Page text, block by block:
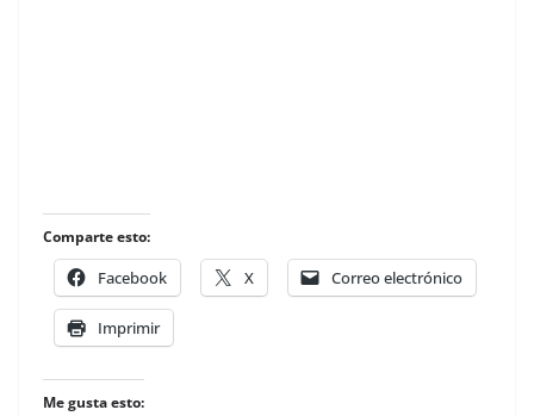
Comparte esto:
Facebook X Correo electrónico
Imprimir
Me gusta esto: